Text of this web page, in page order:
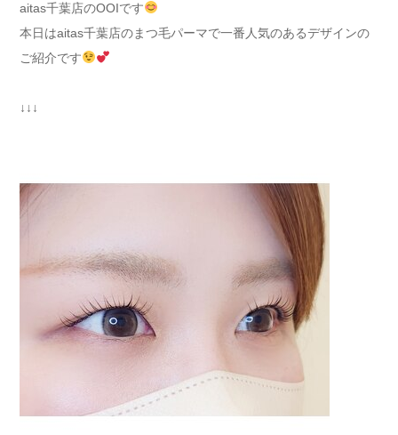
aitas千葉店のOOIです
本日はaitas千葉店のまつ毛パーマで一番人気のあるデザインの
ご紹介です
↓↓↓